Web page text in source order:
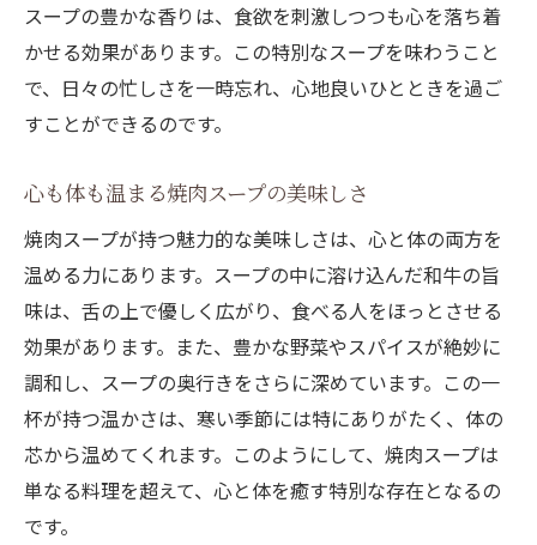
スープの豊かな香りは、食欲を刺激しつつも心を落ち着
かせる効果があります。この特別なスープを味わうこと
で、日々の忙しさを一時忘れ、心地良いひとときを過ご
すことができるのです。
心も体も温まる焼肉スープの美味しさ
焼肉スープが持つ魅力的な美味しさは、心と体の両方を
温める力にあります。スープの中に溶け込んだ和牛の旨
味は、舌の上で優しく広がり、食べる人をほっとさせる
効果があります。また、豊かな野菜やスパイスが絶妙に
調和し、スープの奥行きをさらに深めています。この一
杯が持つ温かさは、寒い季節には特にありがたく、体の
芯から温めてくれます。このようにして、焼肉スープは
単なる料理を超えて、心と体を癒す特別な存在となるの
です。